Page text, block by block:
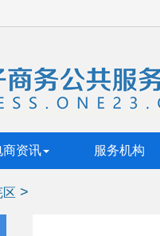
商资讯 服务机构
区 >